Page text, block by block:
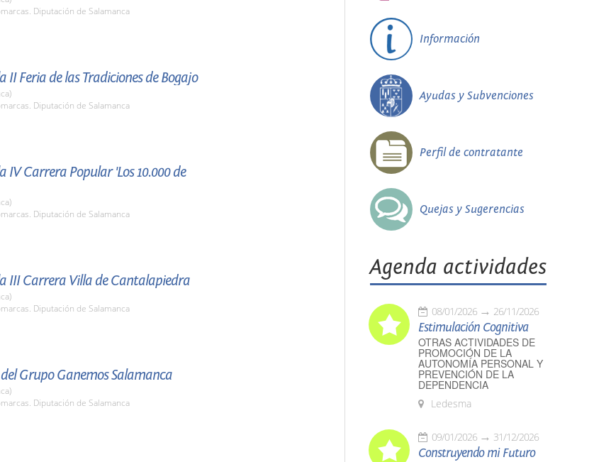
Diputación de Salamanca
II Feria de las Tradiciones de Bogajo
Diputación de Salamanca
IV Carrera Popular 'Los 10.000 de
Diputación de Salamanca
III Carrera Villa de Cantalapiedra
Diputación de Salamanca
Grupo Ganemos Salamanca
Diputación de Salamanca
Información
Ayudas y Subvenciones
Perfil de contratante
Quejas y Sugerencias
Agenda actividades
08/01/2026 26/11/2026
Estimulación Cognitiva
OTRAS ACTIVIDADES DE
PROMOCIÓN DE LA
AUTONOMÍA PERSONAL Y
PREVENCIÓN DE LA
DEPENDENCIA
Ledesma
09/01/2026 31/12/2026
Construyendo mi Futuro